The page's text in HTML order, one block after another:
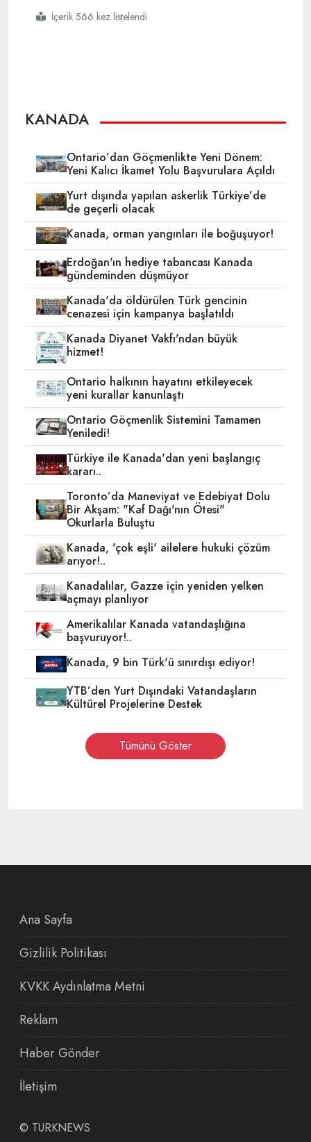
#kanada
#islamofobi
#saldırıİçerik 566 kez listelendi
KANADA
Ontario’dan Göçmenlikte Yeni Dönem:
Yeni Kalıcı İkamet Yolu Başvurulara Açıldı
Yurt dışında yapılan askerlik Türkiye’de
de geçerli olacak
Kanada, orman yangınları ile boğuşuyor!
Erdoğan'ın hediye tabancası Kanada
gündeminden düşmüyor
Kanada'da öldürülen Türk gencinin
cenazesi için kampanya başlatıldı
Kanada Diyanet Vakfı'ndan büyük
hizmet!
Ontario halkının hayatını etkileyecek
yeni kurallar kanunlaştı
Ontario Göçmenlik Sistemini Tamamen
Yeniledi!
Türkiye ile Kanada'dan yeni başlangıç
kararı..
Toronto’da Maneviyat ve Edebiyat Dolu
Bir Akşam: "Kaf Dağı'nın Ötesi"
Okurlarla Buluştu
Kanada, 'çok eşli' ailelere hukuki çözüm
arıyor!..
Kanadalılar, Gazze için yeniden yelken
açmayı planlıyor
Amerikalılar Kanada vatandaşlığına
başvuruyor!..
Kanada, 9 bin Türk'ü sınırdışı ediyor!
YTB’den Yurt Dışındaki Vatandaşların
Kültürel Projelerine Destek
Tümünü Göster
Ana Sayfa
Gizlilik Politikası
KVKK Aydınlatma Metni
Reklam
Haber Gönder
İletişim
© TURKNEWS